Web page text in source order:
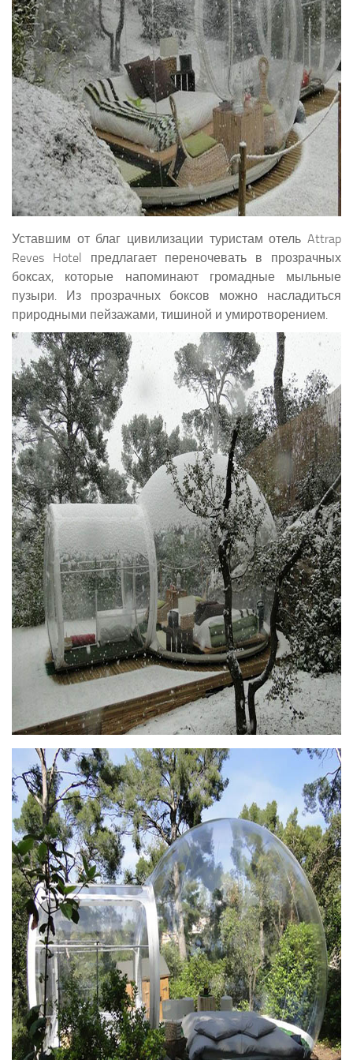
Уставшим от благ цивилизации туристам отель Attrap
Reves Hotel предлагает переночевать в прозрачных
боксах, которые напоминают громадные мыльные
пузыри. Из прозрачных боксов можно насладиться
природными пейзажами, тишиной и умиротворением.